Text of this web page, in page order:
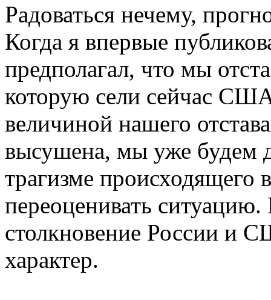
Радоваться нечему,
Когда я впервые
предполагал, что мы
которую сели сейчас
величиной нашего
высушена, мы уже будем
трагизме происходящего
переоценивать
столкновение России и
характер.